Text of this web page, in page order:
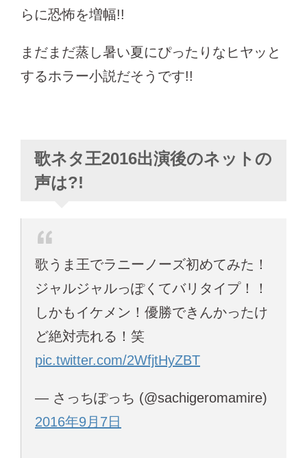
らに恐怖を増幅!!
まだまだ蒸し暑い夏にぴったりなヒヤッと
するホラー小説だそうです!!
歌ネタ王2016出演後のネットの
声は?!
歌うま王でラニーノーズ初めてみた！
ジャルジャルっぽくてバリタイプ！！
しかもイケメン！優勝できんかったけ
ど絶対売れる！笑
pic.twitter.com/2WfjtHyZBT
— さっちぽっち (@sachigeromamire)
2016年9月7日